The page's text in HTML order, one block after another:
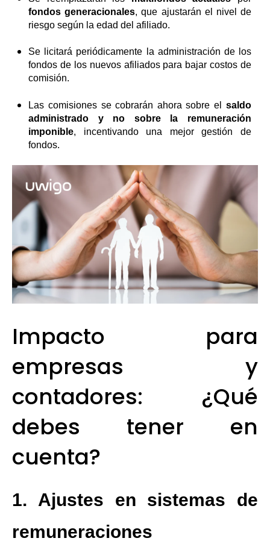
fondos generacionales, que ajustarán el nivel de
riesgo según la edad del afiliado.
Se licitará periódicamente la administración de los
fondos de los nuevos afiliados para bajar costos de
comisión.
Las comisiones se cobrarán ahora sobre el saldo
administrado y no sobre la remuneración
imponible, incentivando una mejor gestión de
fondos.
Impacto para
empresas y
contadores: ¿Qué
debes tener en
cuenta?
1. Ajustes en sistemas de
remuneraciones